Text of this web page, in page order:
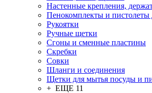
Настенные крепления,
Пенокомплекты и пистолеты
Рукоятки
Ручные щетки
Сгоны и сменные пластины
Скребки
Совки
Шланги и соединения
Щетки для мытья посуды и
+ ЕЩЕ 11